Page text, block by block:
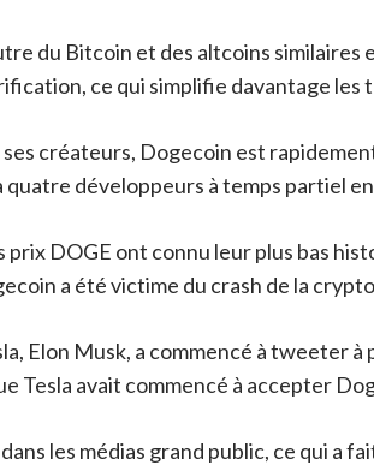
du Bitcoin et des altcoins similaires
ce qui simplifie davantage les
créateurs, Dogecoin est
développeurs à temps partiel
prix DOGE ont connu leur plus bas
a été victime du crash de la
Elon Musk, a commencé à tweeter
Tesla avait commencé à accepter
les médias grand public, ce qui a